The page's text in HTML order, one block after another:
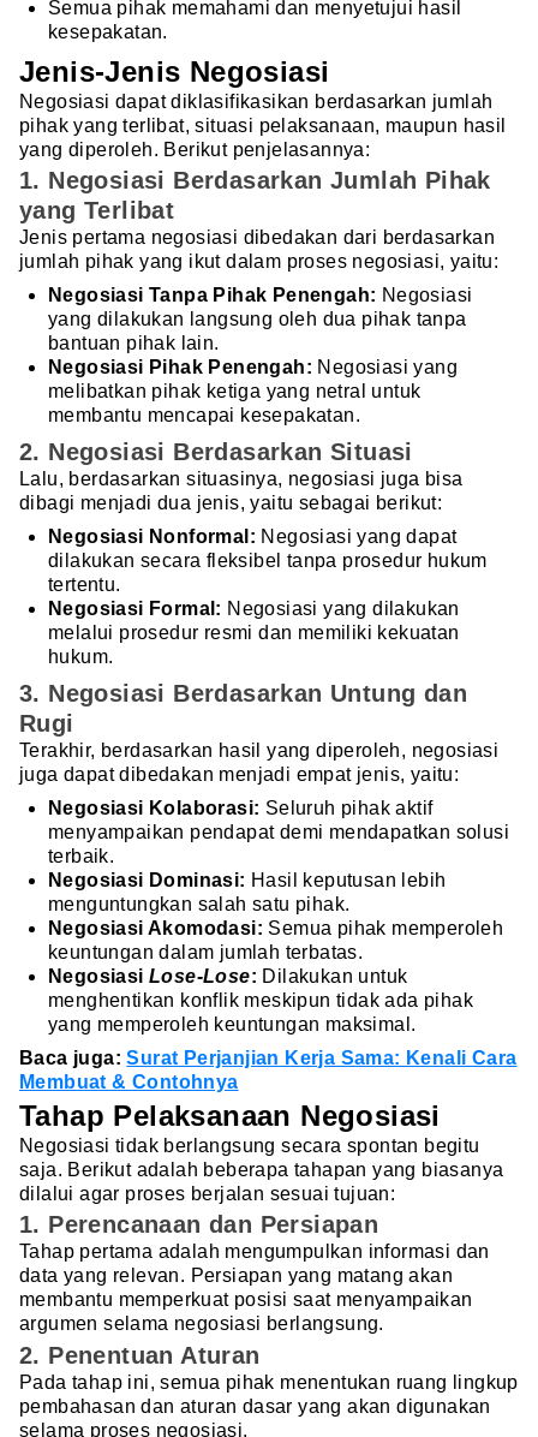
Semua pihak memahami dan menyetujui hasil
kesepakatan.
Jenis-Jenis Negosiasi
Negosiasi dapat diklasifikasikan berdasarkan jumlah
pihak yang terlibat, situasi pelaksanaan, maupun hasil
yang diperoleh. Berikut penjelasannya:
1. Negosiasi Berdasarkan Jumlah Pihak
yang Terlibat
Jenis pertama negosiasi dibedakan dari berdasarkan
jumlah pihak yang ikut dalam proses negosiasi, yaitu:
Negosiasi Tanpa Pihak Penengah: Negosiasi
yang dilakukan langsung oleh dua pihak tanpa
bantuan pihak lain.
Negosiasi Pihak Penengah: Negosiasi yang
melibatkan pihak ketiga yang netral untuk
membantu mencapai kesepakatan.
2. Negosiasi Berdasarkan Situasi
Lalu, berdasarkan situasinya, negosiasi juga bisa
dibagi menjadi dua jenis, yaitu sebagai berikut:
Negosiasi Nonformal: Negosiasi yang dapat
dilakukan secara fleksibel tanpa prosedur hukum
tertentu.
Negosiasi Formal: Negosiasi yang dilakukan
melalui prosedur resmi dan memiliki kekuatan
hukum.
3. Negosiasi Berdasarkan Untung dan
Rugi
Terakhir, berdasarkan hasil yang diperoleh, negosiasi
juga dapat dibedakan menjadi empat jenis, yaitu:
Negosiasi Kolaborasi: Seluruh pihak aktif
menyampaikan pendapat demi mendapatkan solusi
terbaik.
Negosiasi Dominasi: Hasil keputusan lebih
menguntungkan salah satu pihak.
Negosiasi Akomodasi: Semua pihak memperoleh
keuntungan dalam jumlah terbatas.
Negosiasi Lose-Lose: Dilakukan untuk
menghentikan konflik meskipun tidak ada pihak
yang memperoleh keuntungan maksimal.
Baca juga:Surat Perjanjian Kerja Sama: Kenali Cara
Membuat & Contohnya
Tahap Pelaksanaan Negosiasi
Negosiasi tidak berlangsung secara spontan begitu
saja. Berikut adalah beberapa tahapan yang biasanya
dilalui agar proses berjalan sesuai tujuan:
1. Perencanaan dan Persiapan
Tahap pertama adalah mengumpulkan informasi dan
data yang relevan. Persiapan yang matang akan
membantu memperkuat posisi saat menyampaikan
argumen selama negosiasi berlangsung.
2. Penentuan Aturan
Pada tahap ini, semua pihak menentukan ruang lingkup
pembahasan dan aturan dasar yang akan digunakan
selama proses negosiasi.